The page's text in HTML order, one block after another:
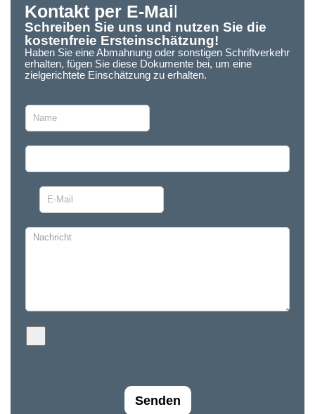
Kontakt per E-Mail
Schreiben Sie uns und nutzen Sie die
kostenfreie Ersteinschätzung!
Haben Sie eine Abmahnung oder sonstigen Schriftverkehr
erhalten, fügen Sie diese Dokumente bei, um eine
zielgerichtete Einschätzung zu erhalten.
Senden